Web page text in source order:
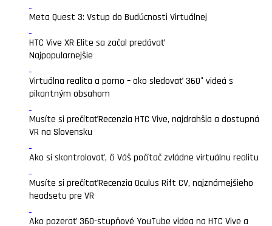
Meta Quest 3: Vstup do Budúcnosti Virtuálnej
HTC Vive XR Elite sa začal predávať
Najpopularnejšie
Virtuálna realita a porno – ako sledovať 360° videá s
pikantným obsahom
Musíte si prečítaťRecenzia HTC Vive, najdrahšia a dostupná
VR na Slovensku
Ako si skontrolovať, či Váš počítač zvládne virtuálnu realitu
Musíte si prečítaťRecenzia Oculus Rift CV, najznámejšieho
headsetu pre VR
Ako pozerať 360-stupňové YouTube videa na HTC Vive a